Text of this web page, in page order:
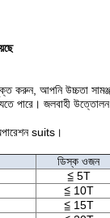
করুন, আপনি উচ্চতা
পারে। জলবাহী
suits।
ডিস্ক ওজন
≦ 5T
≦ 10T
≦ 15T